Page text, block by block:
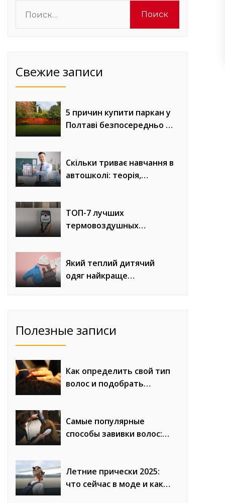
Свежие записи
5 причин купити паркан у
Полтаві безпосередньо у
Скільки триває навчання в
автошколі: теорія,
ТОП-7 лучших
термовоздушных
монтажа
Який теплий дитячий
одяг найкраще
Полезные записи
Как определить свой тип
волос и подобрать
Самые популярные
способы завивки волос:
Летние прически 2025:
что сейчас в моде и как